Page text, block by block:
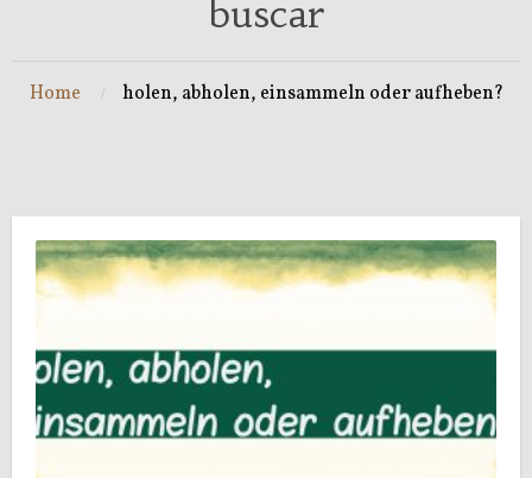
buscar
Home holen, abholen, einsammeln oder aufheben?